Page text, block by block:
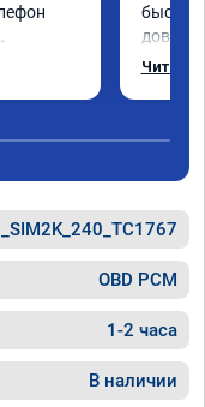
быстро
Читать
OBD PCM
1-2 часа
В наличии